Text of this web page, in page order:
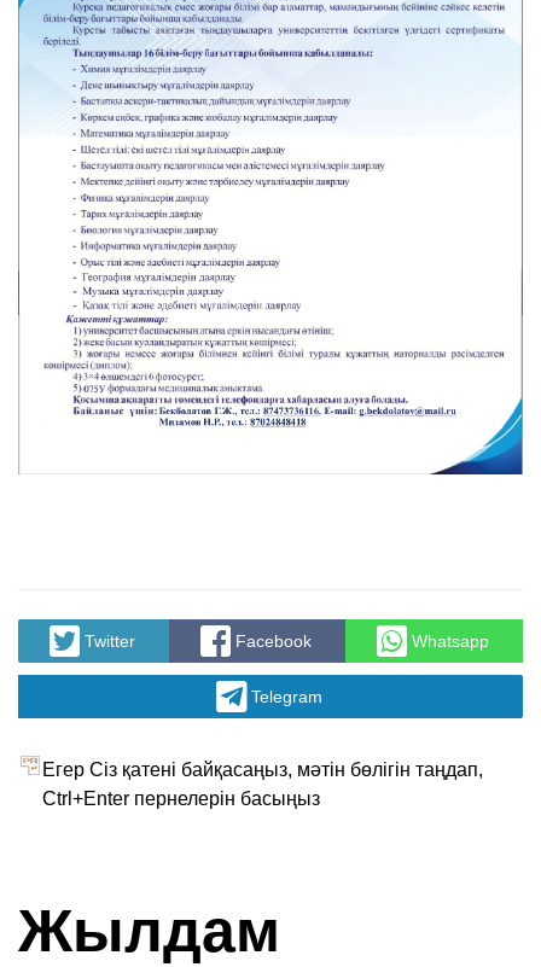
Twitter Facebook Whatsapp
Telegram
Егер Сіз қатені байқасаңыз, мәтін бөлігін таңдап,
Ctrl+Enter пернелерін басыңыз
Жылдам